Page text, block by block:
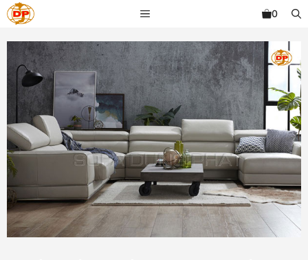
Chuyển
đến
nội
dung
MENU 0